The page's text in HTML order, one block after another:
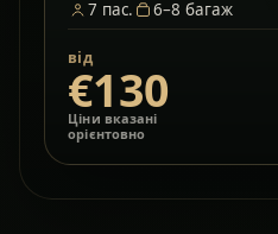
7 пас. 6–8 багаж
від
€130
Ціни вказані
орієнтовно